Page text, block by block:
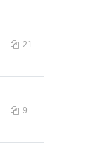
21
9